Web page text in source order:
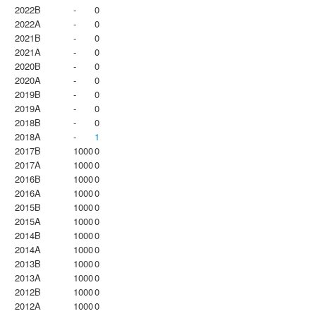
2022B
-
0
2022A
-
0
2021B
-
0
2021A
-
0
2020B
-
0
2020A
-
0
2019B
-
0
2019A
-
0
2018B
-
0
2018A
-
1
2017B
10000
2017A
10000
2016B
10000
2016A
10000
2015B
10000
2015A
10000
2014B
10000
2014A
10000
2013B
10000
2013A
10000
2012B
10000
2012A
10000